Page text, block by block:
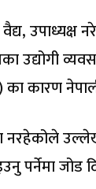
उपाध्यक्ष
कारण
उल्लेख
पर्नेमा जोड